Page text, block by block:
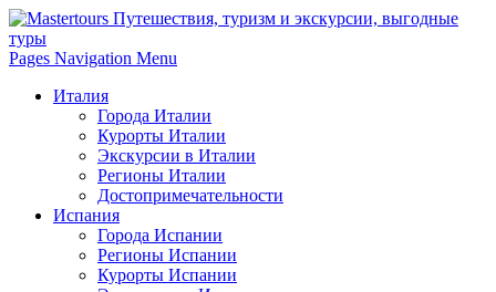
Pages Navigation Menu
Италия
Города Италии
Курорты Италии
Экскурсии в Италии
Регионы Италии
Достопримечательности
Испания
Города Испании
Регионы Испании
Курорты Испании